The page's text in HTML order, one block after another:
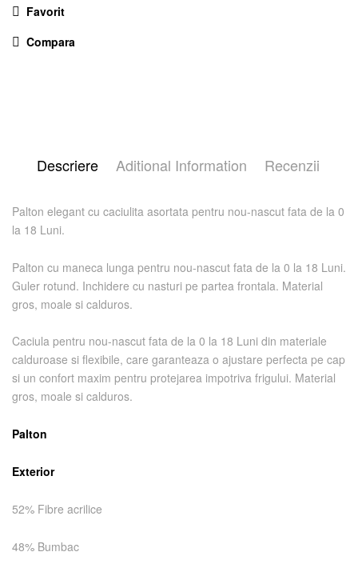
Favorit
Compara
Descriere Aditional Information Recenzii
Palton elegant cu caciulita asortata pentru nou-nascut fata de la 0
la 18 Luni.
Palton cu maneca lunga pentru nou-nascut fata de la 0 la 18 Luni.
Guler rotund. Inchidere cu nasturi pe partea frontala. Material
gros, moale si calduros.
Caciula pentru nou-nascut fata de la 0 la 18 Luni din materiale
calduroase si flexibile, care garanteaza o ajustare perfecta pe cap
si un confort maxim pentru protejarea impotriva frigului. Material
gros, moale si calduros.
Palton
Exterior
52% Fibre acrilice
48% Bumbac